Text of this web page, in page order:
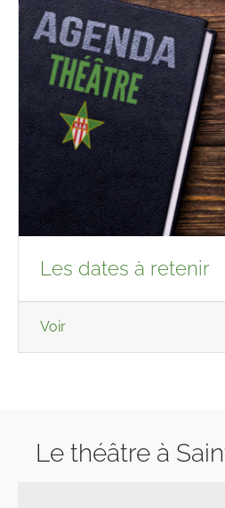
Les dates à retenir
Voir
Le théâtre à